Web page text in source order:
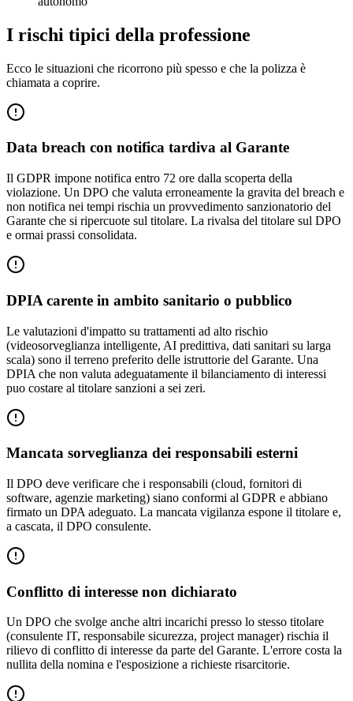
I rischi tipici della professione
Ecco le situazioni che ricorrono più spesso e che la polizza è
chiamata a coprire.
Data breach con notifica tardiva al Garante
Il GDPR impone notifica entro 72 ore dalla scoperta della
violazione. Un DPO che valuta erroneamente la gravita del breach e
non notifica nei tempi rischia un provvedimento sanzionatorio del
Garante che si ripercuote sul titolare. La rivalsa del titolare sul DPO
e ormai prassi consolidata.
DPIA carente in ambito sanitario o pubblico
Le valutazioni d'impatto su trattamenti ad alto rischio
(videosorveglianza intelligente, AI predittiva, dati sanitari su larga
scala) sono il terreno preferito delle istruttorie del Garante. Una
DPIA che non valuta adeguatamente il bilanciamento di interessi
puo costare al titolare sanzioni a sei zeri.
Mancata sorveglianza dei responsabili esterni
Il DPO deve verificare che i responsabili (cloud, fornitori di
software, agenzie marketing) siano conformi al GDPR e abbiano
firmato un DPA adeguato. La mancata vigilanza espone il titolare e,
a cascata, il DPO consulente.
Conflitto di interesse non dichiarato
Un DPO che svolge anche altri incarichi presso lo stesso titolare
(consulente IT, responsabile sicurezza, project manager) rischia il
rilievo di conflitto di interesse da parte del Garante. L'errore costa la
nullita della nomina e l'esposizione a richieste risarcitorie.